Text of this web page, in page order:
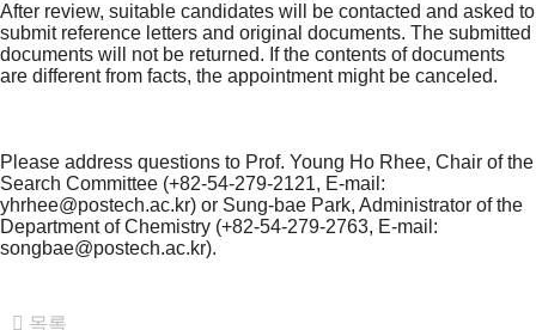
After review, suitable candidates will be contacted and asked to
submit reference letters and original documents. The submitted
documents will not be returned. If the contents of documents
are different from facts, the appointment might be canceled.
Please address questions to Prof. Young Ho Rhee, Chair of the
Search Committee (+82-54-279-2121, E-mail:
yhrhee@postech.ac.kr) or Sung-bae Park, Administrator of the
Department of Chemistry (+82-54-279-2763, E-mail:
songbae@postech.ac.kr).
목록